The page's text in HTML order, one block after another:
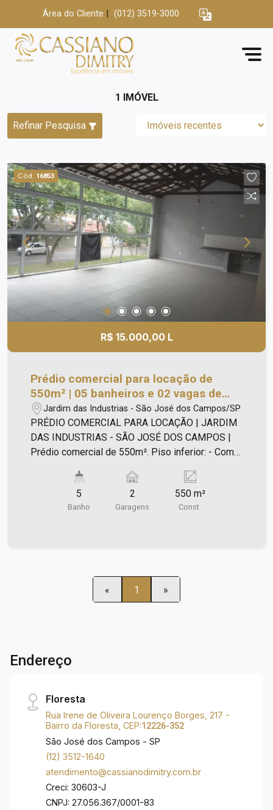
Área do Cliente (012) 3519-3000
1 IMÓVEL
Refinar Pesquisa
Cód. 16853
R$ 15.000,00 L
Prédio comercial para locação de
550m² | 05 banheiros e 02 vagas de
garagem | Jardim das Industrias - São
José dos Campos |
Jardim das Industrias - São José dos Campos/SP
PRÉDIO COMERCIAL PARA LOCAÇÃO | JARDIM
DAS INDUSTRIAS - SÃO JOSÉ DOS CAMPOS |
Prédio comercial de 550m². Piso inferior: - Com
- Vão livre.
5
Banho
2
Garagens
550 m²
Const.
« 1 »
Endereço
Floresta
Rua Irene de Oliveira Lourenço Borges, 217 -
Bairro da Floresta, CEP:12226-352
São José dos Campos - SP
(12) 3512-1640
atendimento@cassianodimitry.com.br
Creci: 30603-J
CNPJ: 27.056.367/0001-83